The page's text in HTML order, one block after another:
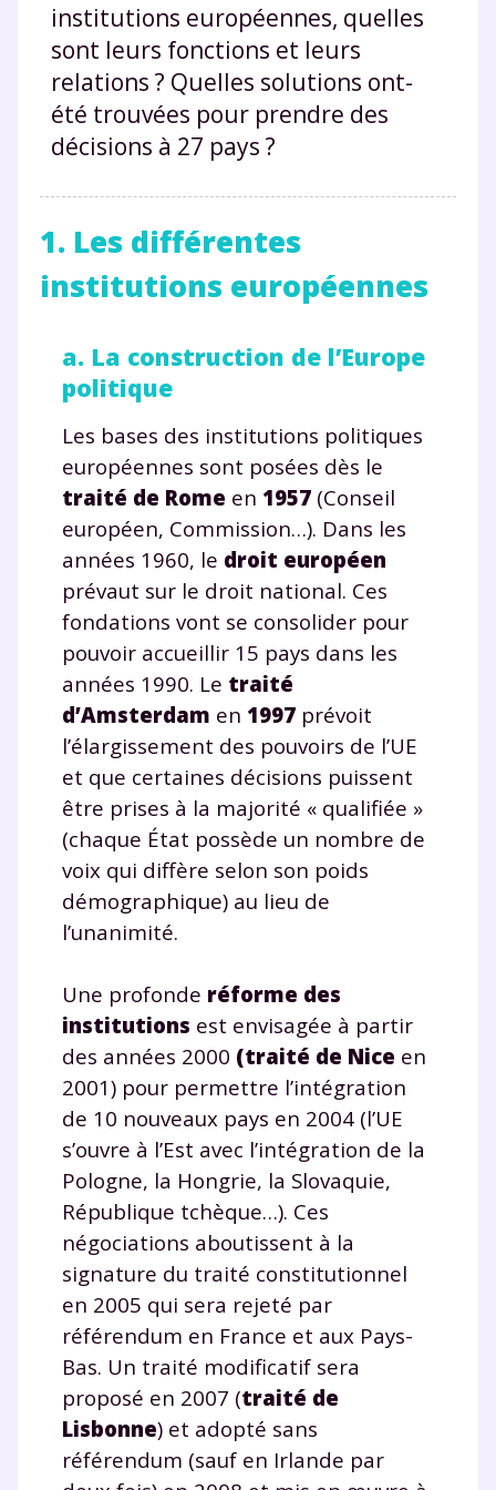
institutions européennes, quelles
sont leurs fonctions et leurs
relations ? Quelles solutions ont-
été trouvées pour prendre des
décisions à 27 pays ?
1. Les différentes
institutions européennes
a. La construction de l’Europe
politique
Les bases des institutions politiques
européennes sont posées dès le
traité de Rome en 1957 (Conseil
européen, Commission…). Dans les
années 1960, le droit européen
prévaut sur le droit national. Ces
fondations vont se consolider pour
pouvoir accueillir 15 pays dans les
années 1990. Le traité
d’Amsterdam en 1997 prévoit
l’élargissement des pouvoirs de l’UE
et que certaines décisions puissent
être prises à la majorité « qualifiée »
(chaque État possède un nombre de
voix qui diffère selon son poids
démographique) au lieu de
l’unanimité.
Une profonde réforme des
institutions est envisagée à partir
des années 2000 (traité de Nice en
2001) pour permettre l’intégration
de 10 nouveaux pays en 2004 (l’UE
s’ouvre à l’Est avec l’intégration de la
Pologne, la Hongrie, la Slovaquie,
République tchèque…). Ces
négociations aboutissent à la
signature du traité constitutionnel
en 2005 qui sera rejeté par
référendum en France et aux Pays-
Bas. Un traité modificatif sera
proposé en 2007 (traité de
Lisbonne) et adopté sans
référendum (sauf en Irlande par